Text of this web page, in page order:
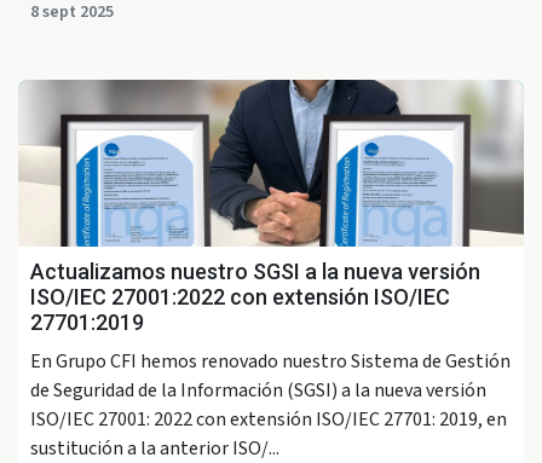
8 sept 2025
Actualizamos nuestro SGSI a la nueva versión
ISO/IEC 27001:2022 con extensión ISO/IEC
27701:2019
En Grupo CFI hemos renovado nuestro Sistema de Gestión
de Seguridad de la Información (SGSI) a la nueva versión
ISO/IEC 27001: 2022 con extensión ISO/IEC 27701: 2019, en
sustitución a la anterior ISO/...